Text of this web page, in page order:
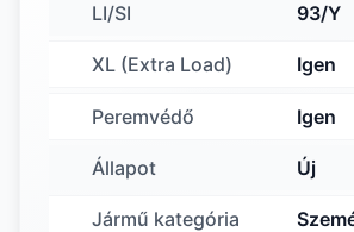
LI/SI 93/Y
XL (Extra Load) Igen
Peremvédő Igen
Állapot Új
Jármű kategória